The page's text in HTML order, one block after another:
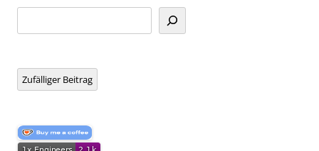
Zufälliger Beitrag